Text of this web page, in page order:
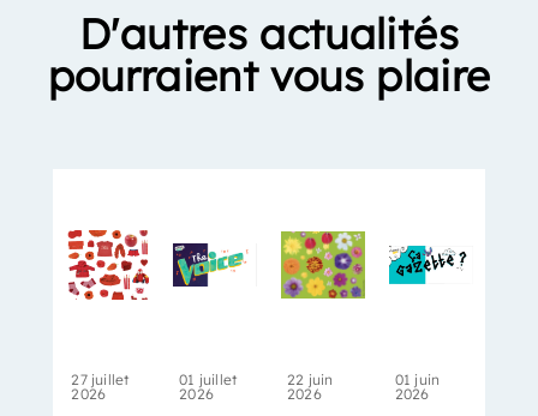
D'autres actualités
pourraient vous plaire
27 juillet
2026
01 juillet
2026
22 juin
2026
01 juin
2026